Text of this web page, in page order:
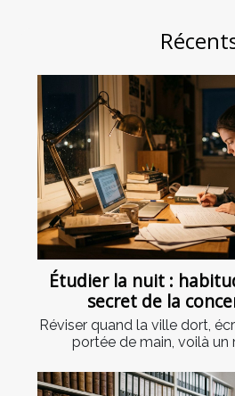
Étudier la nuit :
secret de la
Réviser quand la ville dort,
portée de main, voilà un